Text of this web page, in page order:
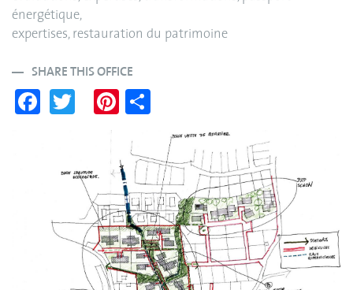
énergétique,
expertises, restauration du patrimoine
SHARE THIS OFFICE
Fa
ce
ok
wi
r
Pi
nt
er
es
t
re